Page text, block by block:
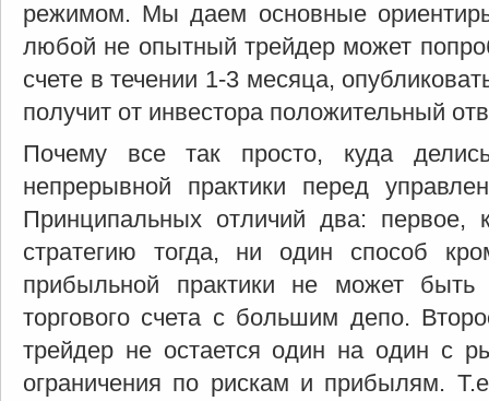
режимом. Мы даем основные
любой не опытный трейдер может
счете в течении 1-3 месяца,
получит от инвестора положительный
Почему все так просто, куда
непрерывной практики перед
Принципальных отличий два: первое,
стратегию тогда, ни один способ
прибыльной практики не может быть
торгового счета с большим депо.
трейдер не остается один на один с
ограничения по рискам и прибылям.